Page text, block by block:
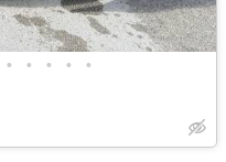
• • • • •